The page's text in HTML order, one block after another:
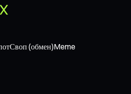
Своп (обмен)Meme